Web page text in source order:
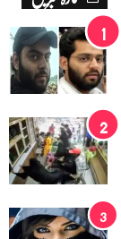
ی
ڈ
ی
ک
ا
ا
ع
ل
ا
ن